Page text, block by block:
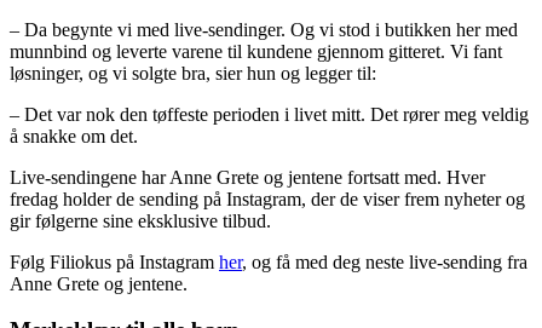
– Da begynte vi med live-sendinger. Og vi stod i butikken her med
munnbind og leverte varene til kundene gjennom gitteret. Vi fant
løsninger, og vi solgte bra, sier hun og legger til:
– Det var nok den tøffeste perioden i livet mitt. Det rører meg veldig
å snakke om det.
Live-sendingene har Anne Grete og jentene fortsatt med. Hver
fredag holder de sending på Instagram, der de viser frem nyheter og
gir følgerne sine eksklusive tilbud.
Følg Filiokus på Instagram her, og få med deg neste live-sending fra
Anne Grete og jentene.